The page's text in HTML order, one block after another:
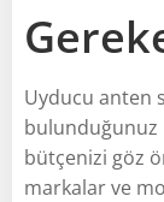
Uyducu anten
bulunduğunuz
bütçenizi göz
markalar ve